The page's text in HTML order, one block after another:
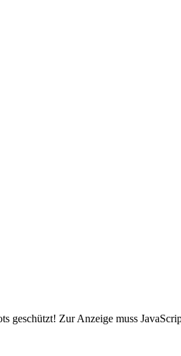
geschützt! Zur Anzeige muss